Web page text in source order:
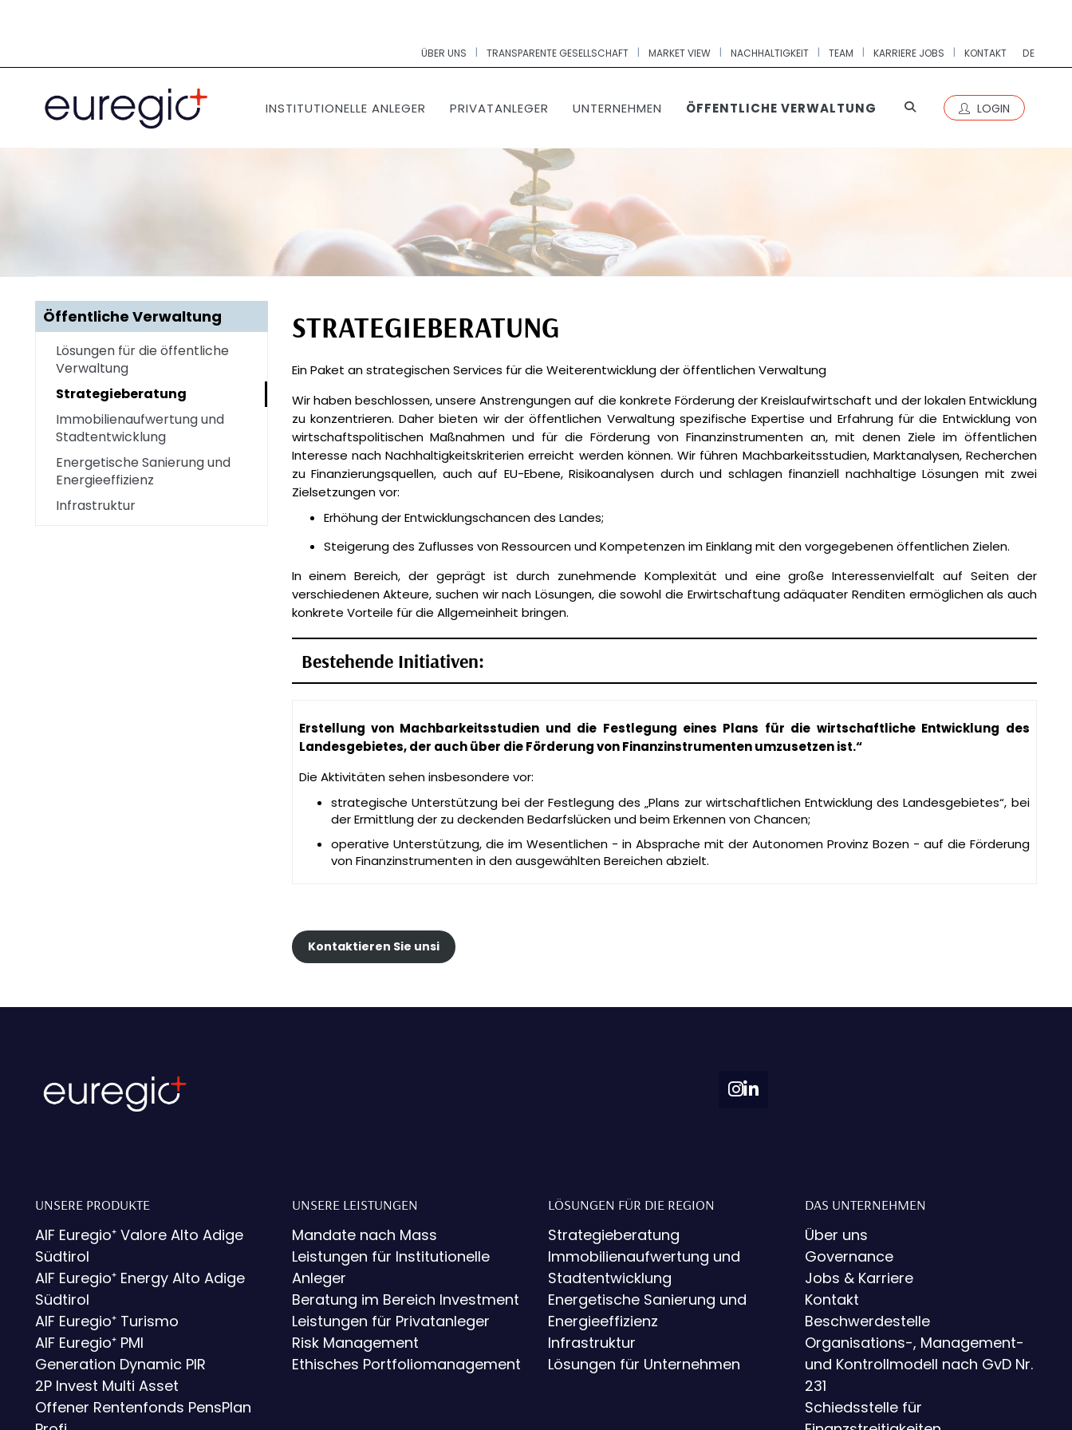
ÜBER UNS | TRANSPARENTE GESELLSCHAFT | MARKET VIEW | NACHHALTIGKEIT | TEAM | KARRIERE JOBS | KONTAKT DE
INSTITUTIONELLE ANLEGER PRIVATANLEGER UNTERNEHMEN ÖFFENTLICHE VERWALTUNG LOGIN
Öffentliche Verwaltung
Lösungen für die öffentliche
Verwaltung
Strategieberatung
Immobilienaufwertung und
Stadtentwicklung
Energetische Sanierung und
Energieeffizienz
Infrastruktur
STRATEGIEBERATUNG
Ein Paket an strategischen Services für die Weiterentwicklung der öffentlichen Verwaltung
Wir haben beschlossen, unsere Anstrengungen auf die konkrete Förderung der Kreislaufwirtschaft und der lokalen Entwicklung
zu konzentrieren. Daher bieten wir der öffentlichen Verwaltung spezifische Expertise und Erfahrung für die Entwicklung von
wirtschaftspolitischen Maßnahmen und für die Förderung von Finanzinstrumenten an, mit denen Ziele im öffentlichen
Interesse nach Nachhaltigkeitskriterien erreicht werden können. Wir führen Machbarkeitsstudien, Marktanalysen, Recherchen
zu Finanzierungsquellen, auch auf EU-Ebene, Risikoanalysen durch und schlagen finanziell nachhaltige Lösungen mit zwei
Zielsetzungen vor:
Erhöhung der Entwicklungschancen des Landes;
Steigerung des Zuflusses von Ressourcen und Kompetenzen im Einklang mit den vorgegebenen öffentlichen Zielen.
In einem Bereich, der geprägt ist durch zunehmende Komplexität und eine große Interessenvielfalt auf Seiten der
verschiedenen Akteure, suchen wir nach Lösungen, die sowohl die Erwirtschaftung adäquater Renditen ermöglichen als auch
konkrete Vorteile für die Allgemeinheit bringen.
Bestehende Initiativen:
Erstellung von Machbarkeitsstudien und die Festlegung eines Plans für die wirtschaftliche Entwicklung des
Landesgebietes, der auch über die Förderung von Finanzinstrumenten umzusetzen ist.“
Die Aktivitäten sehen insbesondere vor:
strategische Unterstützung bei der Festlegung des „Plans zur wirtschaftlichen Entwicklung des Landesgebietes“, bei
der Ermittlung der zu deckenden Bedarfslücken und beim Erkennen von Chancen;
operative Unterstützung, die im Wesentlichen - in Absprache mit der Autonomen Provinz Bozen - auf die Förderung
von Finanzinstrumenten in den ausgewählten Bereichen abzielt.
Kontaktieren Sie unsi
UNSERE PRODUKTE
AIF Euregio⁺ Valore Alto Adige
Südtirol
AIF Euregio⁺ Energy Alto Adige
Südtirol
AIF Euregio⁺ Turismo
AIF Euregio⁺ PMI
Generation Dynamic PIR
2P Invest Multi Asset
Offener Rentenfonds PensPlan
UNSERE LEISTUNGEN
Mandate nach Mass
Leistungen für Institutionelle
Anleger
Beratung im Bereich Investment
Leistungen für Privatanleger
Risk Management
Ethisches Portfoliomanagement
LÖSUNGEN FÜR DIE REGION
Strategieberatung
Immobilienaufwertung und
Stadtentwicklung
Energetische Sanierung und
Energieeffizienz
Infrastruktur
Lösungen für Unternehmen
DAS UNTERNEHMEN
Über uns
Governance
Jobs & Karriere
Kontakt
Beschwerdestelle
Organisations-, Management-
und Kontrollmodell nach GvD Nr.
231
Schiedsstelle für